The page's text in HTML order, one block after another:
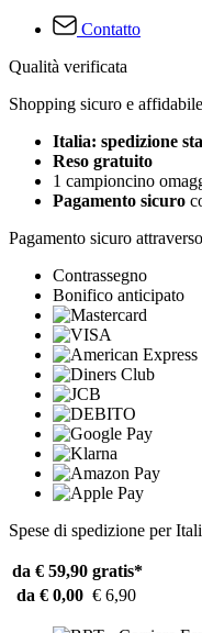
Contatto
Qualità verificata
Shopping sicuro e affidabile
Italia: spedizione
Reso gratuito
1 campioncino
Pagamento sicuro
Pagamento sicuro attraverso
Contrassegno
Bonifico anticipato
Spese di spedizione per
da € 59,90 gratis*
da € 0,00 € 6,90